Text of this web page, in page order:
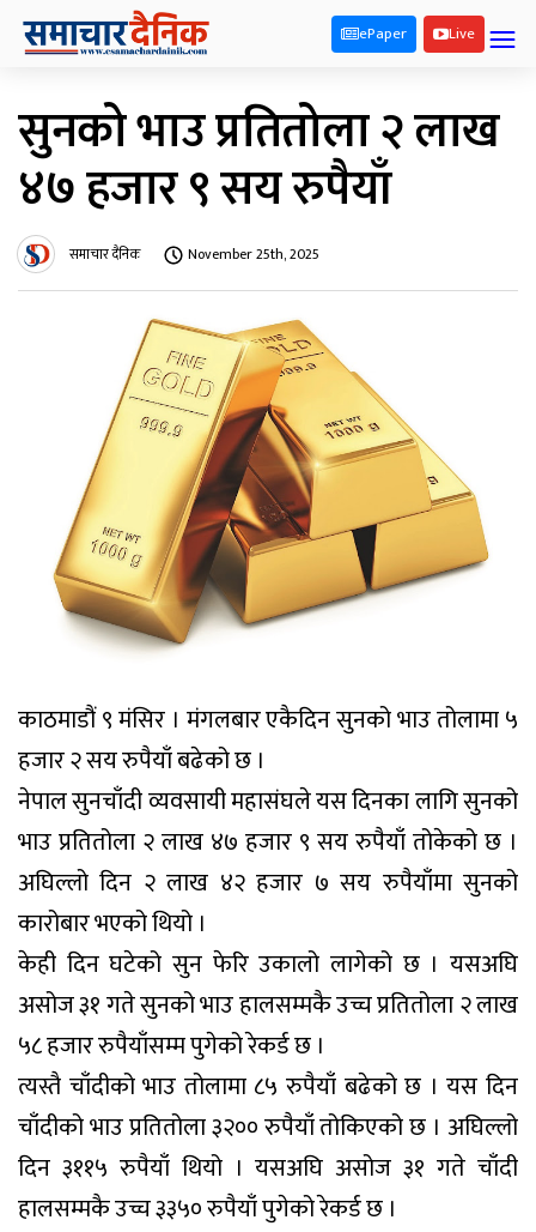
ePaper Live
सुनको भाउ प्रतितोला २ लाख
४७ हजार ९ सय रुपैयाँ
समाचार दैनिक November 25th, 2025
काठमाडौं ९ मंसिर । मंगलबार एकैदिन सुनको भाउ तोलामा ५
हजार २ सय रुपैयाँ बढेको छ ।
नेपाल सुनचाँदी व्यवसायी महासंघले यस दिनका लागि सुनको
भाउ प्रतितोला २ लाख ४७ हजार ९ सय रुपैयाँ तोकेको छ ।
अघिल्लो दिन २ लाख ४२ हजार ७ सय रुपैयाँमा सुनको
कारोबार भएको थियो ।
केही दिन घटेको सुन फेरि उकालो लागेको छ । यसअघि
असोज ३१ गते सुनको भाउ हालसम्मकै उच्च प्रतितोला २ लाख
५८ हजार रुपैयाँसम्म पुगेको रेकर्ड छ ।
त्यस्तै चाँदीको भाउ तोलामा ८५ रुपैयाँ बढेको छ । यस दिन
चाँदीको भाउ प्रतितोला ३२०० रुपैयाँ तोकिएको छ । अघिल्लो
दिन ३११५ रुपैयाँ थियो । यसअघि असोज ३१ गते चाँदी
हालसम्मकै उच्च ३३५० रुपैयाँ पुगेको रेकर्ड छ ।